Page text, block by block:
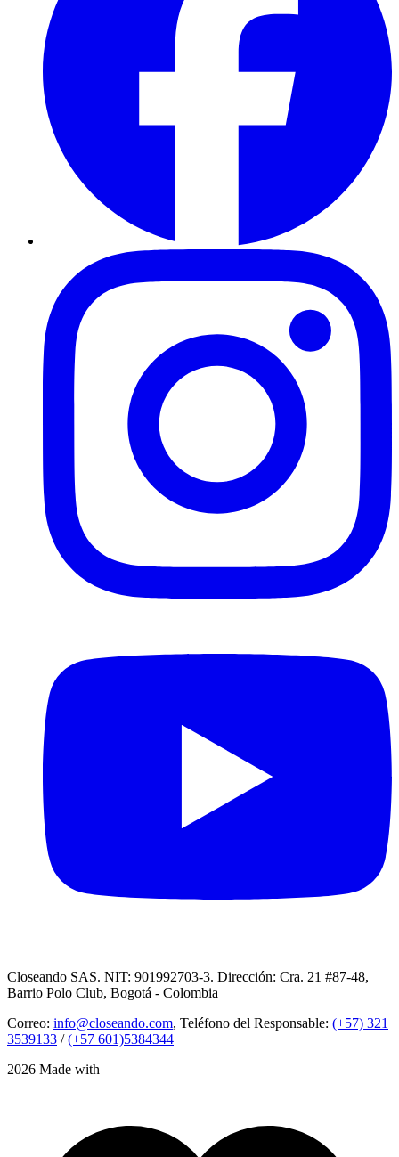
Closeando SAS. NIT: 901992703-3. Dirección: Cra. 21 #87-48,
Barrio Polo Club, Bogotá - Colombia
Correo: info@closeando.com, Teléfono del Responsable: (+57) 321
3539133 /(+57 601)5384344
2026 Made with